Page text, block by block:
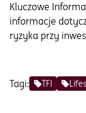
Kluczowe
informacje
ryzyka przy
Tagi: TFI